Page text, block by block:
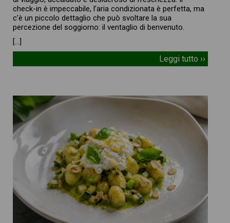
check-in è impeccabile, l’aria condizionata è perfetta, ma
c’è un piccolo dettaglio che può svoltare la sua
percezione del soggiorno: il ventaglio di benvenuto.
[…]
Leggi tutto ››